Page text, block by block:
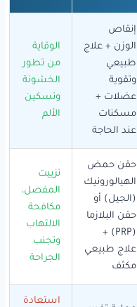
إنقاص
الوزن + علاج
طبيعي
وتقوية
عضلات +
مسكنات
عند الحاجة
الوقاية
من تطور
الخشونة
وتسكين
الألم
حقن حمض
الهيالورونيك
(الجيل) أو
حقن البلازما
(PRP) +
علاج طبيعي
مكثف
تزييت
المفصل،
مكافحة
الالتهاب
وتجنب
الجراحة
استعادة